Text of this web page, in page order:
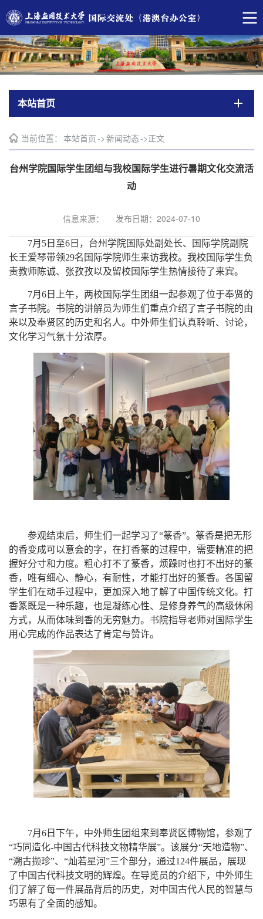
本站首页
当前位置： 本站首页->新闻动态->正文
台州学院国际学生团组与我校国际学生进行暑期文化交流活
动
信息来源： 发布日期：2024-07-10
7月5日至6日，台州学院国际处副处长、国际学院副院
长王爱琴带领29名国际学院师生来访我校。我校国际学生负
责教师陈诚、张孜孜以及留校国际学生热情接待了来宾。
7月6日上午， 两校国际学生团组一起参观了位于奉贤的
言子书院。书院的讲解员为师生们重点介绍了言子书院的由
来以及奉贤区的历史和名人。 中外师生们认真聆听、 讨论，
文化学习气氛十分浓厚。
参观结束后，师生们一起学习了“篆香”。篆香是把无形
的香变成可以意会的字， 在打香篆的过程中，需要精准的把
握好分寸和力度。粗心打不了篆香，烦躁时也打不出好的篆
香，唯有细心、静心，有耐性，才能打出好的篆香。 各国留
学生们 在动手过程中，更加深入地了解了中国传统文化。打
香篆既是一种乐趣，也是凝练心性、是修身养气的高级休闲
方式，从而体味到香的无穷魅力。 书院指导老师对国际学生
用心完成的作品表达了肯定与赞许。
7月6日下午， 中外师生团组 来到奉贤区博物馆，参观了
“巧同造化-中国古代科技文物精华展”。该展分“天地造物”、
“溯古撷珍”、“灿若星河”三个部分，通过124件展品，展现
了中国古代科技文明的辉煌。在导览员的介绍下， 中外师生
们了解了每一件展品背后的历史，对中国古代人民的智慧与
巧思有了全面的感知。